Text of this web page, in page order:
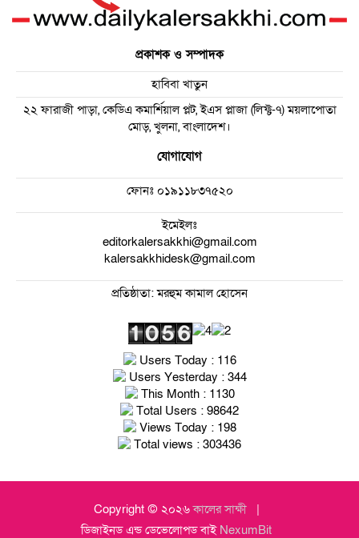
প্রকাশক ও সম্পাদক
হাবিবা খাতুন
২২ ফারাজী পাড়া, কেডিএ কমার্শিয়াল প্লট, ইএস প্লাজা (লিফ্ট-৭) ময়লাপোতা
মোড়, খুলনা, বাংলাদেশ।
যোগাযোগ
ফোনঃ০১৯১১৮৩৭৫২০
ইমেইলঃ
editorkalersakkhi@gmail.com
kalersakkhidesk@gmail.com
প্রতিষ্ঠাতা: মরহুম কামাল হোসেন
Users Today : 116
Users Yesterday : 344
This Month : 1130
Total Users : 98642
Views Today : 198
Total views : 303436
Copyright © ২০২৬কালের সাক্ষী
ডিজাইনড এন্ড ডেভেলোপড বাই NexumBit